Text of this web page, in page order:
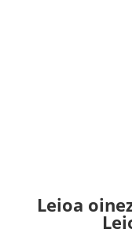
Leioa